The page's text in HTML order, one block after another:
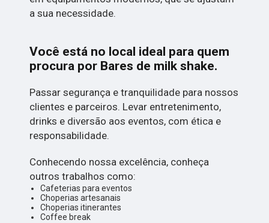
a sua necessidade.
Você está no local ideal para quem
procura por Bares de milk shake.
Passar segurança e tranquilidade para nossos
clientes e parceiros. Levar entretenimento,
drinks e diversão aos eventos, com ética e
responsabilidade.
Conhecendo nossa excelência, conheça
outros trabalhos como:
Cafeterias para eventos
Choperias artesanais
Choperias itinerantes
Coffee break